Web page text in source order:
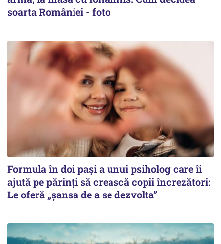
soarta României - foto
Formula în doi pași a unui psiholog care îi
ajută pe părinți să crească copii încrezători:
Le oferă „șansa de a se dezvolta”